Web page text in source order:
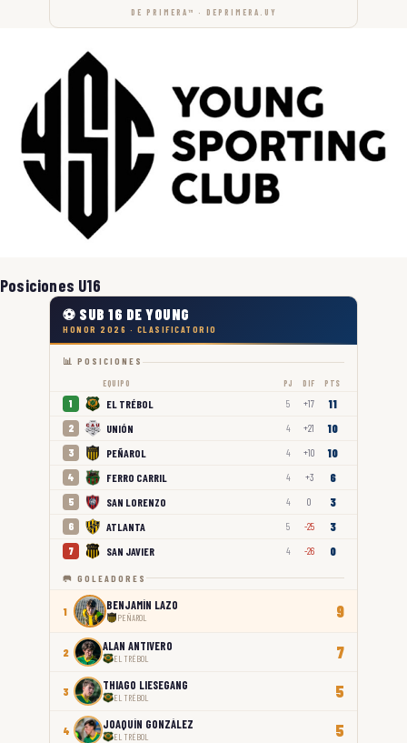
DE PRIMERA™ · DEPRIMERA.UY
Posiciones U16
⚽ SUB 16 DE YOUNG
HONOR 2026 · CLASIFICATORIO
📊 POSICIONES
EQUIPO PJ DIF PTS
1 EL TRÉBOL 5 +17 11
2 UNIÓN 4 +21 10
3 PEÑAROL 4 +10 10
4 FERRO CARRIL 4 +3 6
5 SAN LORENZO 4 0 3
6 ATLANTA 5 -25 3
7 SAN JAVIER 4 -26 0
🥅 GOLEADORES
1 BENJAMÍN LAZO
PEÑAROL 9
2 ALAN ANTIVERO
EL TRÉBOL 7
3 THIAGO LIESEGANG
EL TRÉBOL 5
4 JOAQUÍN GONZÁLEZ
EL TRÉBOL 5